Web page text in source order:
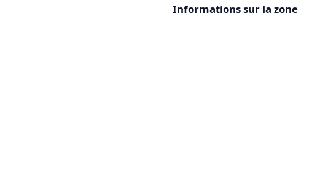
Informations sur la zone